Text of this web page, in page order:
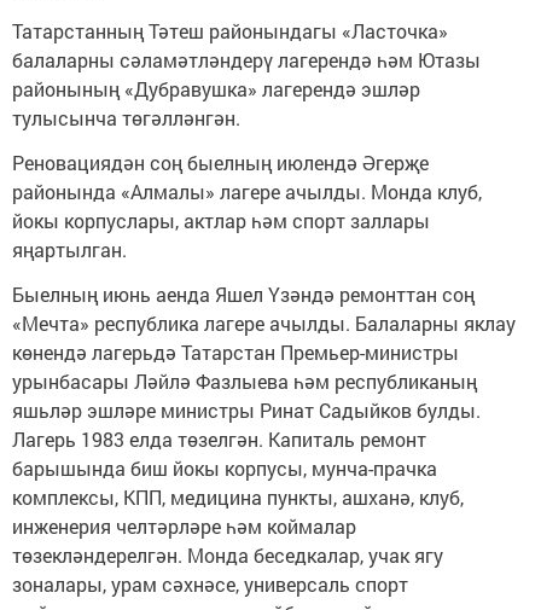
Татарстанның Тәтеш районындагы «Ласточка»
балаларны сәламәтләндерү лагерендә һәм Ютазы
районының «Дубравушка» лагерендә эшләр
тулысынча төгәлләнгән.
Реновациядән соң быелның июлендә Әгерҗе
районында «Алмалы» лагере ачылды. Монда клуб,
йокы корпуслары, актлар һәм спорт заллары
яңартылган.
Быелның июнь аенда Яшел Үзәндә ремонттан соң
«Мечта» республика лагере ачылды. Балаларны яклау
көнендә лагерьдә Татарстан Премьер-министры
урынбасары Ләйлә Фазлыева һәм республиканың
яшьләр эшләре министры Ринат Садыйков булды.
Лагерь 1983 елда төзелгән. Капиталь ремонт
барышында биш йокы корпусы, мунча-прачка
комплексы, КПП, медицина пункты, ашханә, клуб,
инженерия челтәрләре һәм коймалар
төзекләндерелгән. Монда беседкалар, учак ягу
зоналары, урам сәхнәсе, универсаль спорт